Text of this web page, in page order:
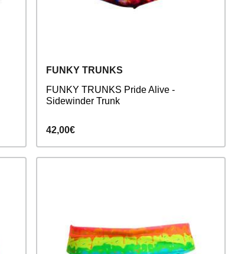
FUNKY TRUNKS
FUNKY TRUNKS Pride Alive -
Sidewinder Trunk
42,00€